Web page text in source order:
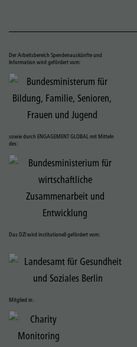
Der Arbeitsbereich Spendenauskünfte und
Information wird gefördert vom:
sowie durch ENGAGEMENT GLOBAL mit Mitteln
des:
Das DZI wird institutionell gefördert vom:
Mitglied in: